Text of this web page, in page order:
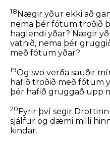
18 Nægir yður ekki að
nema þér fótum troðið
haglendi yðar? Nægir
vatnið, nema þér
með fótum yðar?
19Og svo verða sauðir
hafið troðið með fótum
þér hafið gruggað upp
20 Fyrir því segir Drottinn
sjálfur og dæmi milli
kindar.